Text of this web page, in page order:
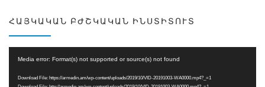
ՀԱՅԿԱԿԱՆ ԲԺՇԿԱԿԱՆ ԻՆՍՏԻՏՈՒՏ
Player
Media error: Format(s) not supported or source(s) not found
Download File: https://armedin.am/wp-content/uploads/2019/10/VID-20191003-WA0000.mp4?_=1